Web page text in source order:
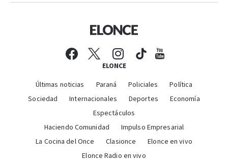
ELONCE
Últimas noticias Paraná Policiales
Política
Sociedad
Internacionales Deportes
Economía
Espectáculos
Haciendo Comunidad
Impulso Empresarial
La Cocina del Once
Clasionce
Elonce en vivo
Elonce Radio en vivo